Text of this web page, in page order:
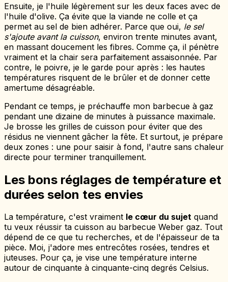
Ensuite, je l'huile légèrement sur les deux faces avec de
l'huile d'olive. Ça évite que la viande ne colle et ça
permet au sel de bien adhérer. Parce que oui, le sel
s'ajoute avant la cuisson, environ trente minutes avant,
en massant doucement les fibres. Comme ça, il pénètre
vraiment et la chair sera parfaitement assaisonnée. Par
contre, le poivre, je le garde pour après : les hautes
températures risquent de le brûler et de donner cette
amertume désagréable.
Pendant ce temps, je préchauffe mon barbecue à gaz
pendant une dizaine de minutes à puissance maximale.
Je brosse les grilles de cuisson pour éviter que des
résidus ne viennent gâcher la fête. Et surtout, je prépare
deux zones : une pour saisir à fond, l'autre sans chaleur
directe pour terminer tranquillement.
Les bons réglages de température et
durées selon tes envies
La température, c'est vraiment le cœur du sujet quand
tu veux réussir ta cuisson au barbecue Weber gaz. Tout
dépend de ce que tu recherches, et de l'épaisseur de ta
pièce. Moi, j'adore mes entrecôtes rosées, tendres et
juteuses. Pour ça, je vise une température interne
autour de cinquante à cinquante-cinq degrés Celsius.